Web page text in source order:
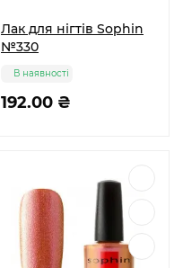
Лак для нігтів Sophin
№330
192.00 ₴
В наявності